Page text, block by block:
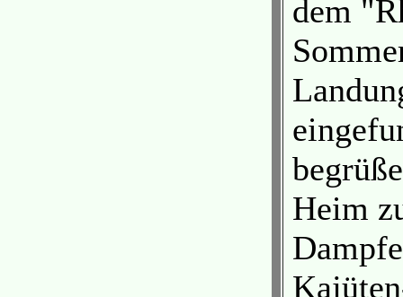
dem
Heim